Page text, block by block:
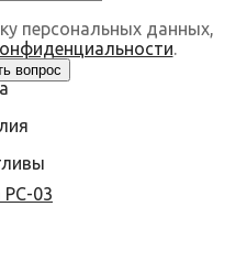
персональных данных,
.
РС-03